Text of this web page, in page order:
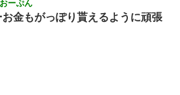
泣しながら出てきて…
属すると、女の人がみんな退職してしま
ーぷん
金もがっぽり貰えるように頑張